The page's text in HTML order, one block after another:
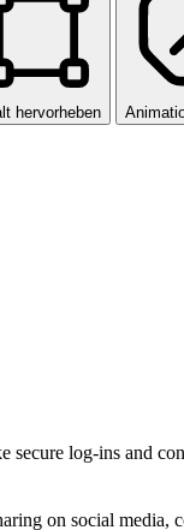
hervorheben
secure log-ins and
on social